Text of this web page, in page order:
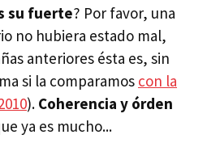
su fuerte? Por favor, una
no hubiera estado mal,
anteriores ésta es, sin
si la comparamos con la
). Coherencia y órden
ya es mucho...